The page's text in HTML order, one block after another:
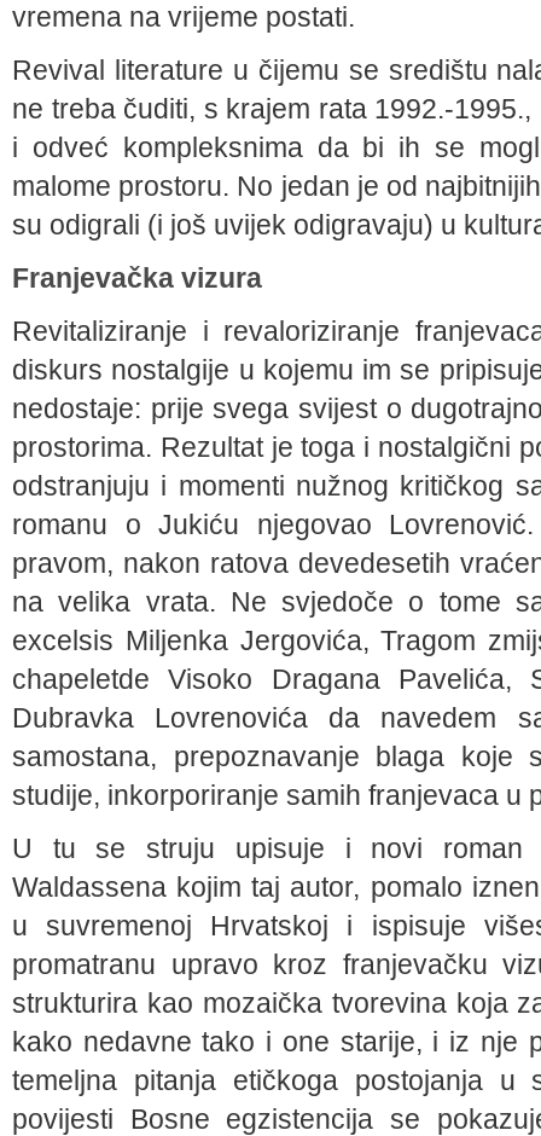
vremena na vrijeme postati.
Revival literature u čijemu se središtu
ne treba čuditi, s krajem rata 1992.-
i odveć kompleksnima da bi ih se
malome prostoru. No jedan je od
su odigrali (i još uvijek odigravaju) u
Franjevačka vizura
Revitaliziranje i revaloriziranje
diskurs nostalgije u kojemu im se
nedostaje: prije svega svijest o
prostorima. Rezultat je toga i nostalgični
odstranjuju i momenti nužnog kritičkog
romanu o Jukiću njegovao
pravom, nakon ratova devedesetih
na velika vrata. Ne svjedoče o tome
excelsis Miljenka Jergovića, Tragom
chapeletde Visoko Dragana Pavelića,
Dubravka Lovrenovića da navedem
samostana, prepoznavanje blaga koje
studije, inkorporiranje samih franjevaca u
U tu se struju upisuje i novi roman
Waldassena kojim taj autor, pomalo
u suvremenoj Hrvatskoj i ispisuje
promatranu upravo kroz franjevačku
strukturira kao mozaička tvorevina koja
kako nedavne tako i one starije, i iz nje
temeljna pitanja etičkoga postojanja u
povijesti Bosne egzistencija se